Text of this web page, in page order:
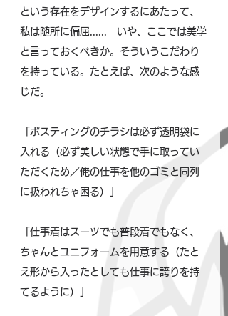
という存在をデザインするにあたって、
私は随所に偏屈......　いや、ここでは美学
と言っておくべきか。そういうこだわり
を持っている。たとえば、次のような感
じだ。
「ポスティングのチラシは必ず透明袋に
入れる（必ず美しい状態で手に取ってい
ただくため／俺の仕事を他のゴミと同列
に扱われちゃ困る）」
「仕事着はスーツでも普段着でもなく、
ちゃんとユニフォームを用意する（たと
え形から入ったとしても仕事に誇りを持
てるように）」